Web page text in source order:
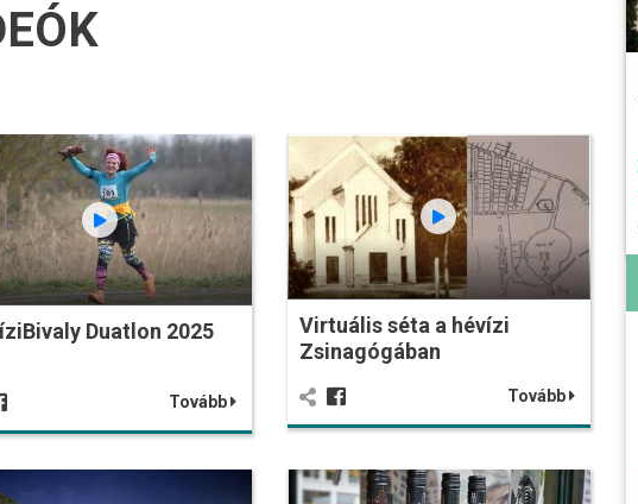
Duatlon 2025
Tovább
Virtuális séta a hévízi
Zsinagógában
Tovább